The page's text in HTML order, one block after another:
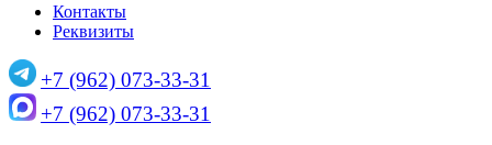
Контакты
Реквизиты
+7 (962) 073-33-31
+7 (962) 073-33-31